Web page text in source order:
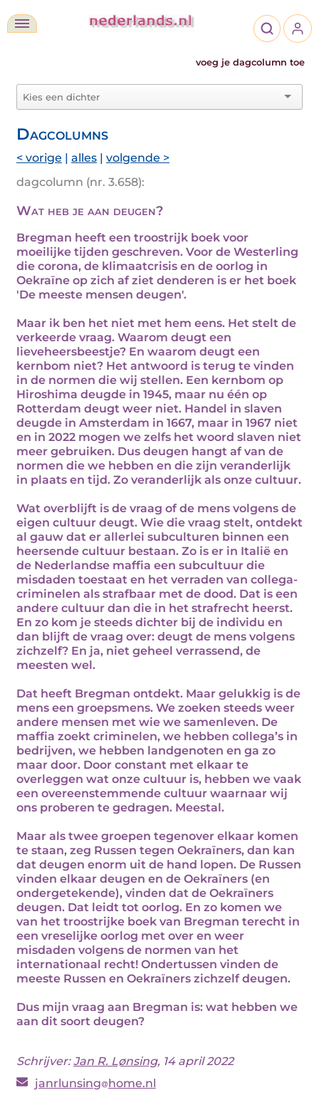
voeg je dagcolumn toe
Dagcolumns
< vorige | alles | volgende >
dagcolumn (nr. 3.658):
Wat heb je aan deugen?
Bregman heeft een troostrijk boek voor
moeilijke tijden geschreven. Voor de Westerling
die corona, de klimaatcrisis en de oorlog in
Oekraïne op zich af ziet denderen is er het boek
'De meeste mensen deugen'.
Maar ik ben het niet met hem eens. Het stelt de
verkeerde vraag. Waarom deugt een
lieveheersbeestje? En waarom deugt een
kernbom niet? Het antwoord is terug te vinden
in de normen die wij stellen. Een kernbom op
Hiroshima deugde in 1945, maar nu één op
Rotterdam deugt weer niet. Handel in slaven
deugde in Amsterdam in 1667, maar in 1967 niet
en in 2022 mogen we zelfs het woord slaven niet
meer gebruiken. Dus deugen hangt af van de
normen die we hebben en die zijn veranderlijk
in plaats en tijd. Zo veranderlijk als onze cultuur.
Wat overblijft is de vraag of de mens volgens de
eigen cultuur deugt. Wie die vraag stelt, ontdekt
al gauw dat er allerlei subculturen binnen een
heersende cultuur bestaan. Zo is er in Italië en
de Nederlandse maffia een subcultuur die
misdaden toestaat en het verraden van collega-
criminelen als strafbaar met de dood. Dat is een
andere cultuur dan die in het strafrecht heerst.
En zo kom je steeds dichter bij de individu en
dan blijft de vraag over: deugt de mens volgens
zichzelf? En ja, niet geheel verrassend, de
meesten wel.
Dat heeft Bregman ontdekt. Maar gelukkig is de
mens een groepsmens. We zoeken steeds weer
andere mensen met wie we samenleven. De
maffia zoekt criminelen, we hebben collega’s in
bedrijven, we hebben landgenoten en ga zo
maar door. Door constant met elkaar te
overleggen wat onze cultuur is, hebben we vaak
een overeenstemmende cultuur waarnaar wij
ons proberen te gedragen. Meestal.
Maar als twee groepen tegenover elkaar komen
te staan, zeg Russen tegen Oekraïners, dan kan
dat deugen enorm uit de hand lopen. De Russen
vinden elkaar deugen en de Oekraïners (en
ondergetekende), vinden dat de Oekraïners
deugen. Dat leidt tot oorlog. En zo komen we
van het troostrijke boek van Bregman terecht in
een vreselijke oorlog met over en weer
misdaden volgens de normen van het
internationaal recht! Ondertussen vinden de
meeste Russen en Oekraïners zichzelf deugen.
Dus mijn vraag aan Bregman is: wat hebben we
aan dit soort deugen?
Schrijver:Jan R. Lønsing, 14 april 2022
janrlunsing home.nl